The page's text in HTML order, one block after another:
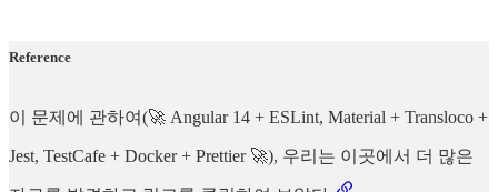
Reference
이 문제에 관하여(🚀 Angular 14 + ESLint, Material + Transloco +
Jest, TestCafe + Docker + Prettier 🚀), 우리는 이곳에서 더 많은